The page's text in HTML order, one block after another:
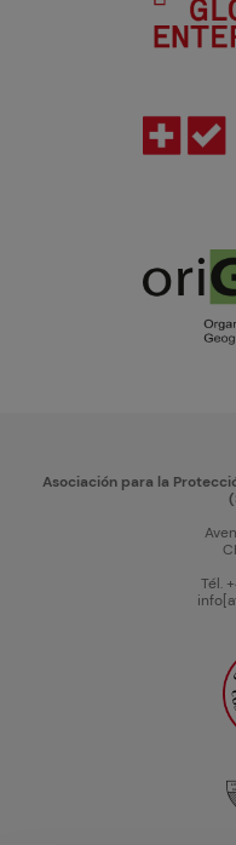
Asociación para la
Tél.